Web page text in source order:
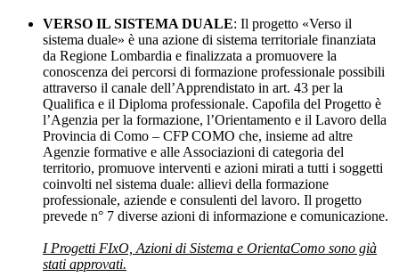
VERSO IL SISTEMA DUALE: Il progetto «Verso il
sistema duale» è una azione di sistema territoriale finanziata
da Regione Lombardia e finalizzata a promuovere la
conoscenza dei percorsi di formazione professionale possibili
attraverso il canale dell’Apprendistato in art. 43 per la
Qualifica e il Diploma professionale. Capofila del Progetto è
l’Agenzia per la formazione, l’Orientamento e il Lavoro della
Provincia di Como – CFP COMO che, insieme ad altre
Agenzie formative e alle Associazioni di categoria del
territorio, promuove interventi e azioni mirati a tutti i soggetti
coinvolti nel sistema duale: allievi della formazione
professionale, aziende e consulenti del lavoro. Il progetto
prevede n° 7 diverse azioni di informazione e comunicazione.
I Progetti FIxO, Azioni di Sistema e OrientaComo sono già
stati approvati.